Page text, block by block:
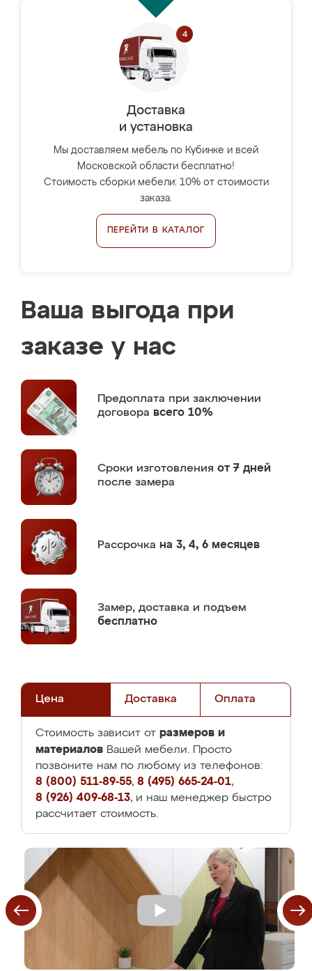
Доставка
и установка
Мы доставляем мебель по Кубинке и всей
Московской области бесплатно!
Стоимость сборки мебели: 10% от стоимости
заказа.
ПЕРЕЙТИ В КАТАЛОГ
Ваша выгода при
заказе у нас
Предоплата при заключении
договора всего 10%
Сроки изготовления от 7 дней
после замера
Рассрочка на 3, 4, 6 месяцев
Замер, доставка и подъем
бесплатно
Цена Доставка Оплата
Стоимость зависит от размеров и
материалов Вашей мебели. Просто
позвоните нам по любому из телефонов:
8 (800) 511-89-55, 8 (495) 665-24-01,
8 (926) 409-68-13, и наш менеджер быстро
рассчитает стоимость.